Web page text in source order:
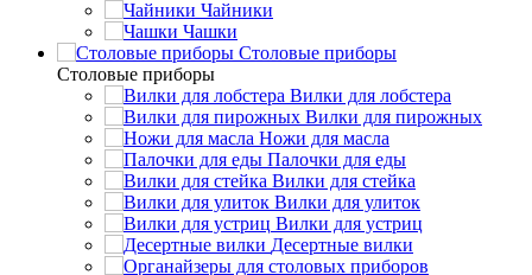
Чайники
Чашки
Cтоловые приборы
Cтоловые приборы
Вилки для лобстера
Вилки для пирожных
Ножи для масла
Палочки для еды
Вилки для стейка
Вилки для улиток
Вилки для устриц
Десертные вилки